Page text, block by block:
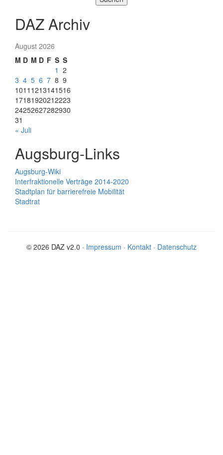
DAZ Archiv
August 2026
M D M D F S S
1 2
3 4 5 6 7 8 9
1011 1213141516
17181920212223
24252627282930
31
« Juli
Augsburg-Links
Augsburg-Wiki
Interfraktionelle Verträge 2014-2020
Stadtplan für barrierefreie Mobilität
Stadtrat
© 2026 DAZ v2.0 · Impressum · Kontakt · Datenschutz